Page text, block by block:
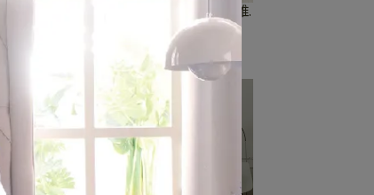
【天長地久-酷炫灰】100%天絲纖維.
素色雙人兩用被套
NT$5,280